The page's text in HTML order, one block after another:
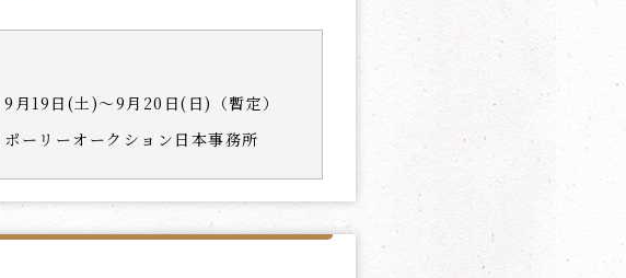
9月19日(土)〜9月20日(日)（暫定）
ポーリーオークション日本事務所